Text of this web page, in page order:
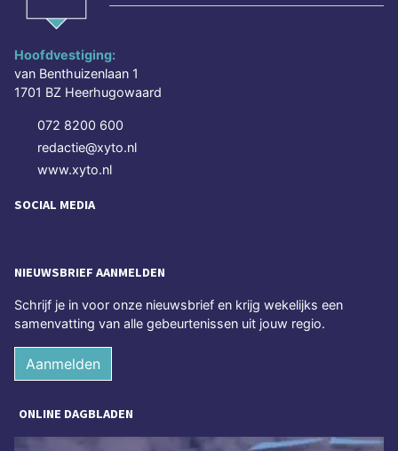
Hoofdvestiging:
van Benthuizenlaan 1
1701 BZ Heerhugowaard
072 8200 600
redactie@xyto.nl
www.xyto.nl
SOCIAL MEDIA
NIEUWSBRIEF AANMELDEN
Schrijf je in voor onze nieuwsbrief en krijg wekelijks een
samenvatting van alle gebeurtenissen uit jouw regio.
Aanmelden
ONLINE DAGBLADEN